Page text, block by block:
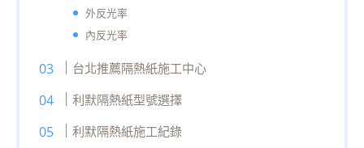
外反光率
內反光率
台北推薦隔熱紙施工中心
利默隔熱紙型號選擇
利默隔熱紙施工紀錄